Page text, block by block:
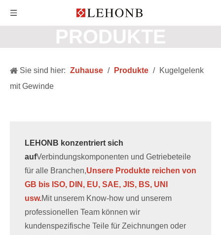
PRODUKTE
Sie sind hier: Zuhause / Produkte / Kugelgelenk
mit Gewinde
LEHONB konzentriert sich
aufVerbindungskomponenten und Getriebeteile
für alle Branchen,Unsere Produkte reichen von
GB bis ISO, DIN, EU, SAE, JIS, BS, UNI
usw.Mit unserem Know-how und unserem
professionellen Team können wir
kundenspezifische Teile für Zeichnungen oder